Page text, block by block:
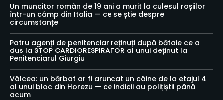
Un muncitor român de 19 ani a murit la culesul roșiilor
într-un câmp din Italia — ce se știe despre
circumstanțe
Patru agenți de penitenciar reținuți după bătaie ce a
dus la STOP CARDIORESPIRATOR al unui deținut la
Penitenciarul Giurgiu
Vâlcea: un bărbat ar fi aruncat un câine de la etajul 4
al unui bloc din Horezu — ce indicii au polițiștii până
acum